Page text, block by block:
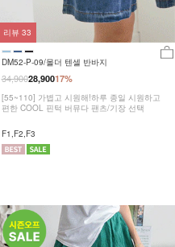
DM52-P-09/몰더 텐셀 반바지
17%
34,90028,900
[55~110] 가볍고 시원해!하루 종일 시원하고
편한 COOL 핀턱 버뮤다 팬츠/기장 선택
F1,F2,F3
리뷰 33